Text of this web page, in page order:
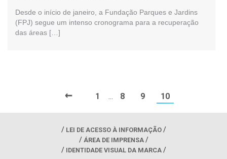
Desde o início de janeiro, a Fundação Parques e Jardins
(FPJ) segue um intenso cronograma para a recuperação
das áreas […]
← 1 8 9 10
LEI DE ACESSO À INFORMAÇÃO
ÁREA DE IMPRENSA
IDENTIDADE VISUAL DA MARCA